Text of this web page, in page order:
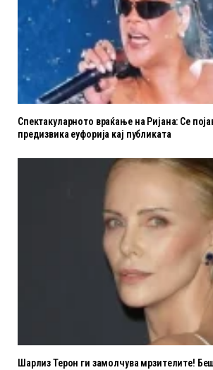
Спектакуларното враќање на Ријана: Се
предизвика еуфорија кај публиката
Шарлиз Терон ги замолчува мрзителите!